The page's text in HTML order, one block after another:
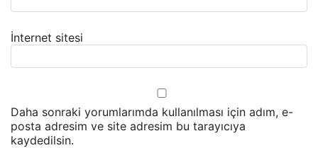
İnternet sitesi
Daha sonraki yorumlarımda kullanılması için adım, e-
posta adresim ve site adresim bu tarayıcıya
kaydedilsin.